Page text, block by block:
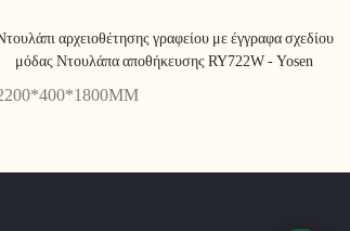
αρχειοθέτησης γραφείου με έγγραφα σχεδίου
μόδας Ντουλάπα αποθήκευσης RY722W - Yosen